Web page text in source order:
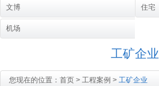
文博 住宅
机场
工矿企业
您现在的位置： 首页 > 工程案例 > 工矿企业